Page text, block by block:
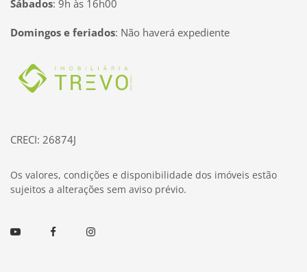
Sábados: 9h às 16h00
Domingos e feriados: Não haverá expediente
Página inicial
CRECI: 26874J
Os valores, condições e disponibilidade dos imóveis estão
sujeitos a alterações sem aviso prévio.
Youtube FacebookInstagram